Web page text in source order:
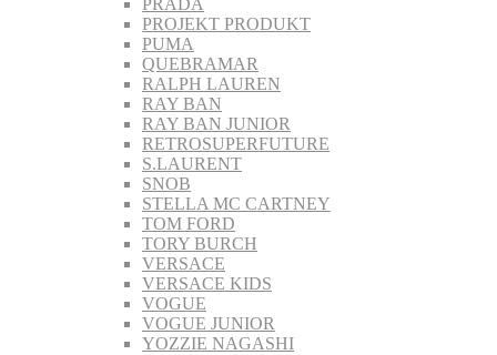
PRADA
PROJEKT PRODUKT
PUMA
QUEBRAMAR
RALPH LAUREN
RAY BAN
RAY BAN JUNIOR
RETROSUPERFUTURE
S.LAURENT
SNOB
STELLA MC CARTNEY
TOM FORD
TORY BURCH
VERSACE
VERSACE KIDS
VOGUE
VOGUE JUNIOR
YOZZIE NAGASHI